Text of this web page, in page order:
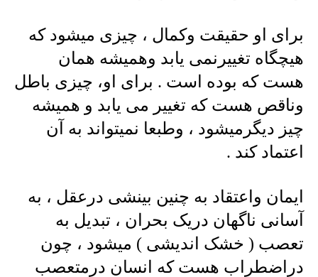
برای او حقیقت وکمال ، چیزی میشود که
هیچگاه تغییرنمی یابد وهمیشه همان
هست که بوده است . برای او، چیزی باطل
وناقص هست که تغییر می یابد و همیشه
چیز دیگرمیشود ، وطبعا نمیتواند به آن
اعتماد کند .
ایمان واعتقاد به چنین بینشی درعقل ، به
آسانی ناگهان دریک بحران ، تبدیل به
تعصب ( خشک اندیشی ) میشود ، چون
دراضطراب هست که انسان درمتعصب